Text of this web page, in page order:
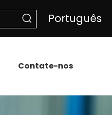
Português
Contate-nos